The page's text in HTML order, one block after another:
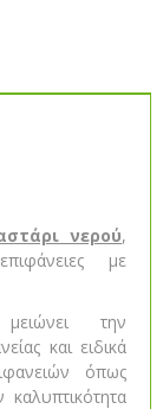
νερού,
με
την
και ειδικά
όπως